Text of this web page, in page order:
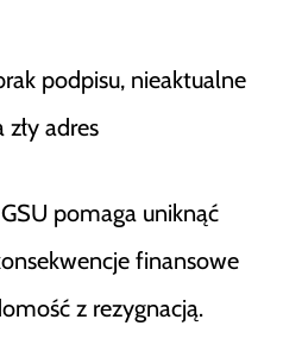
podpisu, nieaktualne
zły adres
pomaga uniknąć
finansowe
z rezygnacją.